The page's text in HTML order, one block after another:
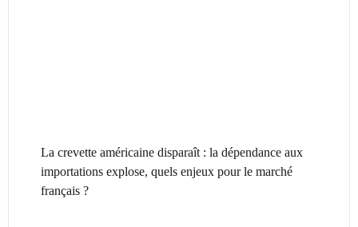
La crevette américaine disparaît : la dépendance aux
importations explose, quels enjeux pour le marché
français ?